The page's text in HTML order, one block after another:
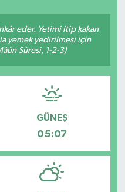
eder. Yetimi itip kakan
yemek yedirilmesi için
Sûresi, 1-2-3)
GÜNEŞ
05:07